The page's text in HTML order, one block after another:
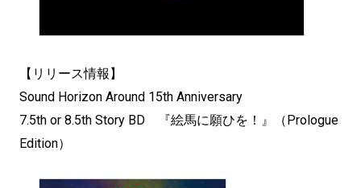
【リリース情報】
Sound Horizon Around 15th Anniversary
7.5th or 8.5th Story BD 『絵馬に願ひを！』（Prologue
Edition）